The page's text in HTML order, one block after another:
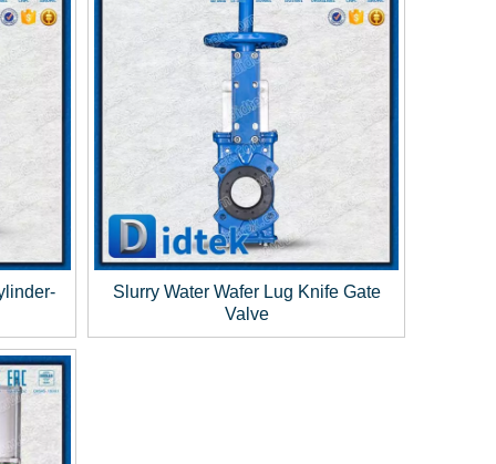
Slurry Water Wafer Lug Knife Gate
Valve